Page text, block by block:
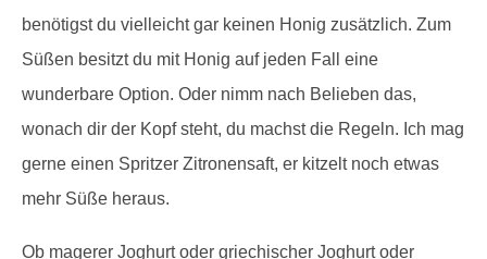
benötigst du vielleicht gar keinen Honig zusätzlich. Zum
Süßen besitzt du mit Honig auf jeden Fall eine
wunderbare Option. Oder nimm nach Belieben das,
wonach dir der Kopf steht, du machst die Regeln. Ich mag
gerne einen Spritzer Zitronensaft, er kitzelt noch etwas
mehr Süße heraus.
Ob magerer Joghurt oder griechischer Joghurt oder